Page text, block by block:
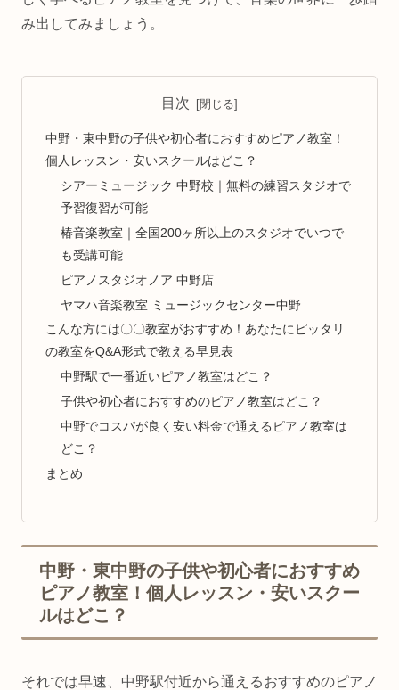
み出してみましょう。
目次
中野・東中野の子供や初心者におすすめピアノ教室！
個人レッスン・安いスクールはどこ？
シアーミュージック 中野校｜無料の練習スタジオで
予習復習が可能
椿音楽教室｜全国200ヶ所以上のスタジオでいつで
も受講可能
ピアノスタジオノア 中野店
ヤマハ音楽教室 ミュージックセンター中野
こんな方には〇〇教室がおすすめ！あなたにピッタリ
の教室をQ&A形式で教える早見表
中野駅で一番近いピアノ教室はどこ？
子供や初心者におすすめのピアノ教室はどこ？
中野でコスパが良く安い料金で通えるピアノ教室は
どこ？
まとめ
中野・東中野の子供や初心者におすすめ
ピアノ教室！個人レッスン・安いスクー
ルはどこ？
それでは早速、中野駅付近から通えるおすすめのピアノ